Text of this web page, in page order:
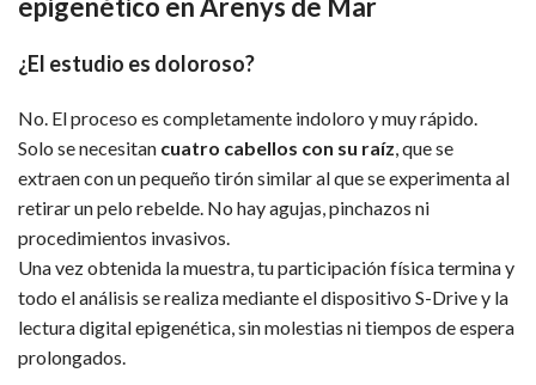
epigenético en Arenys de Mar
¿El estudio es doloroso?
No. El proceso es completamente indoloro y muy rápido.
Solo se necesitan cuatro cabellos con su raíz, que se
extraen con un pequeño tirón similar al que se experimenta al
retirar un pelo rebelde. No hay agujas, pinchazos ni
procedimientos invasivos.
Una vez obtenida la muestra, tu participación física termina y
todo el análisis se realiza mediante el dispositivo S-Drive y la
lectura digital epigenética, sin molestias ni tiempos de espera
prolongados.